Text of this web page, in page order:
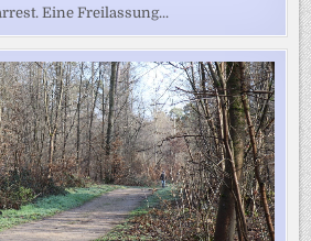
Eine Freilassung...